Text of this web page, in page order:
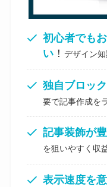
初心者でも
い！ デザイン
独自ブロッ
要で記事作成を
記事装飾が
を狙いやすく収
表示速度を